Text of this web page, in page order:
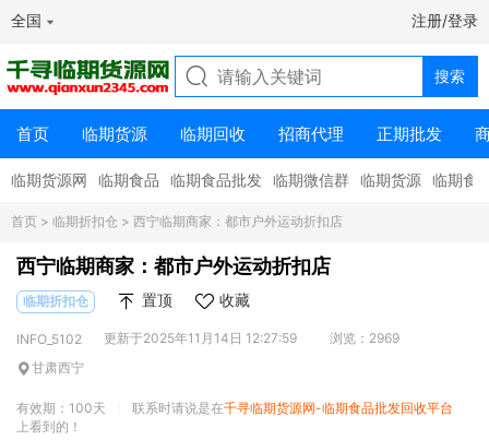
全国 注册/登录
首页 临期货源 临期回收 招商代理 正期批发
临期货源网 临期食品 临期食品批发 临期微信群 临期货源 临期食
首页 > 临期折扣仓 > 西宁临期商家：都市户外运动折扣店
西宁临期商家：都市户外运动折扣店
临期折扣仓 置顶 收藏
INFO_5102 更新于2025年11月14日 12:27:59
浏览：2969
甘肃西宁
有效期：100天 联系时请说是在千寻临期货源网-临期食品批发回收平台
上看到的！